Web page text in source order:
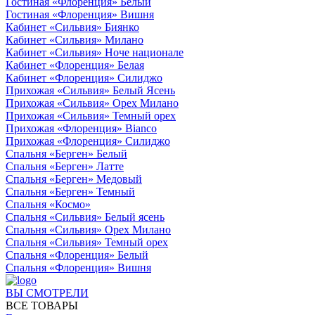
Гостиная «Флоренция» Вишня
Кабинет «Сильвия» Биянко
Кабинет «Сильвия» Милано
Кабинет «Сильвия» Ноче национале
Кабинет «Флоренция» Белая
Кабинет «Флоренция» Силиджо
Прихожая «Сильвия» Белый Ясень
Прихожая «Сильвия» Орех Милано
Прихожая «Сильвия» Темный орех
Прихожая «Флоренция» Bianco
Прихожая «Флоренция» Силиджо
Спальня «Берген» Белый
Спальня «Берген» Латте
Спальня «Берген» Медовый
Спальня «Берген» Темный
Спальня «Космо»
Спальня «Сильвия» Белый ясень
Спальня «Сильвия» Орех Милано
Спальня «Сильвия» Темный орех
Спальня «Флоренция» Белый
Спальня «Флоренция» Вишня
ВЫ СМОТРЕЛИ
ВСЕ ТОВАРЫ